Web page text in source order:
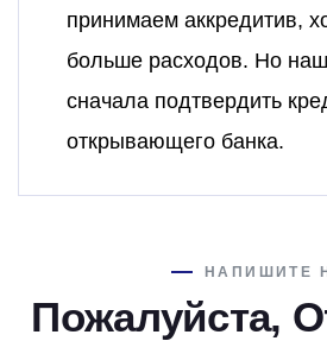
принимаем аккредитив,
больше расходов. Но
сначала подтвердить
открывающего банка.
НАПИШИТЕ
Пожалуйста,